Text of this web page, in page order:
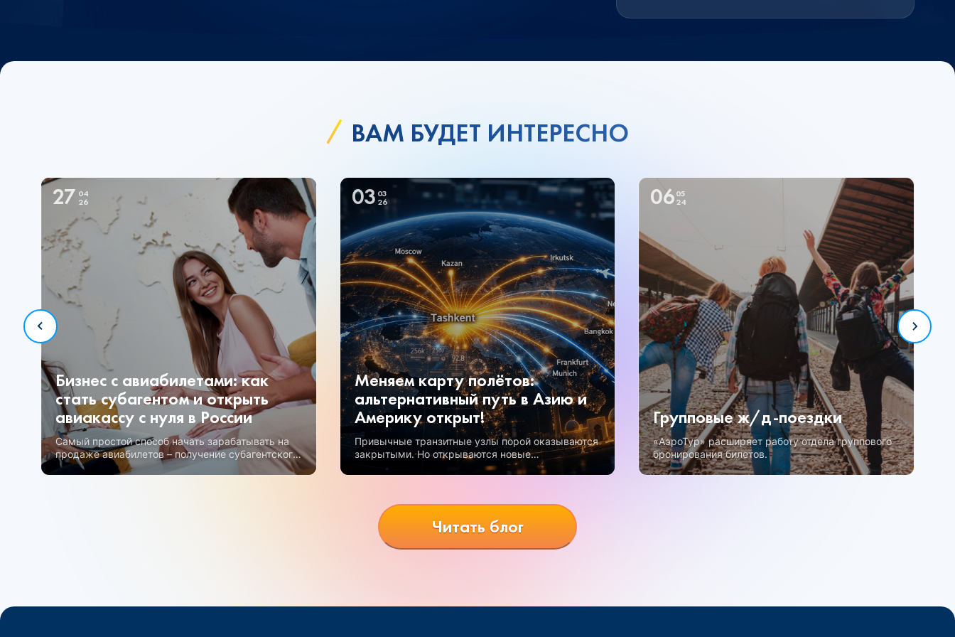
ВАМ БУДЕТ ИНТЕРЕСНО
27 04
26
Бизнес с авиабилетами: как
стать субагентом и открыть
авиакассу с нуля в России
Самый простой способ начать зарабатывать на
продаже авиабилетов – получение субагентского
статуса.
03 03
26
Меняем карту полётов:
альтернативный путь в Азию и
Америку открыт!
Привычные транзитные узлы порой оказываются
закрытыми. Но открываются новые
возможности, и одна из самых перспективных —
полеты через Узбекистан.
0605
24
Групповые ж/д-поездки
«АэроТур» расширяет работу отдела группового
бронирования билетов.
Читать блог